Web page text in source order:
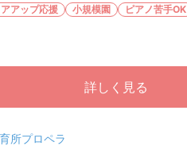
アップ応援 小規模園 ピアノ苦手OK
詳しく見る
所プロペラ